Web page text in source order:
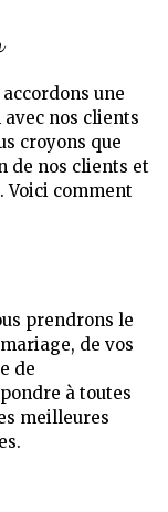
une
nos clients
croyons que
de nos clients et
Voici comment
prendrons le
de vos
de
à toutes
meilleures